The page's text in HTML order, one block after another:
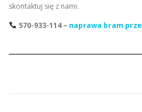
skontaktuj się z nami.
570-933-114 – naprawa bram